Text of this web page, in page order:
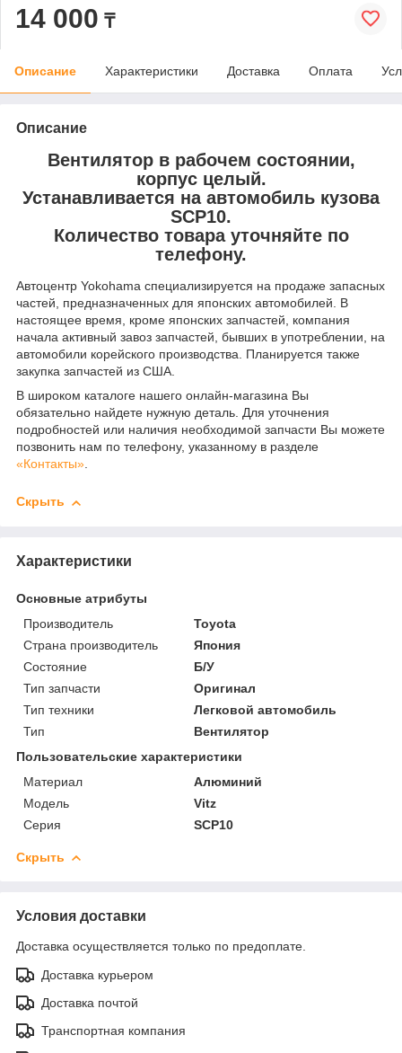
14 000 ₸
Описание Характеристики Доставка Оплата
Описание
Вентилятор в рабочем состоянии,
корпус целый.
Устанавливается на автомобиль кузова
SCP10.
Количество товара уточняйте по
телефону.
Автоцентр Yokohama специализируется на продаже запасных
частей, предназначенных для японских автомобилей. В
настоящее время, кроме японских запчастей, компания
начала активный завоз запчастей, бывших в употреблении, на
автомобили корейского производства. Планируется также
закупка запчастей из США.
В широком каталоге нашего онлайн-магазина Вы
обязательно найдете нужную деталь. Для уточнения
подробностей или наличия необходимой запчасти Вы можете
позвонить нам по телефону, указанному в разделе
«Контакты».
Скрыть
Характеристики
Основные атрибуты
Производитель
Toyota
Страна производитель
Япония
Состояние
Б/У
Тип запчасти
Оригинал
Тип техники
Легковой автомобиль
Тип
Вентилятор
Пользовательские характеристики
Материал
Алюминий
Модель
Vitz
Серия
SCP10
Скрыть
Условия доставки
Доставка осуществляется только по предоплате.
Доставка курьером
Доставка почтой
Транспортная компания